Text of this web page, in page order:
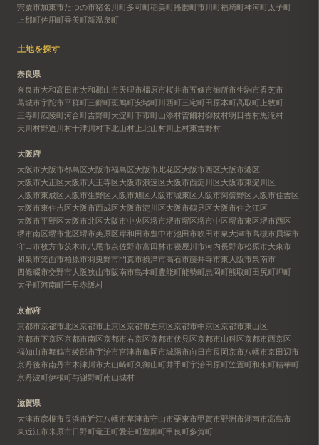
宍粟市加東市たつの市猪名川町多可町稲美町播磨町市川町福崎町神河町太子町
上郡町佐用町香美町新温泉町
土地を探す
奈良県
奈良市大和高田市大和郡山市天理市橿原市桜井市五條市御所市生駒市香芝市
葛城市宇陀市平群町三郷町斑鳩町安堵町川西町三宅町田原本町高取町 上牧町
王寺町広陵町河合町吉野町大淀町下市町山添村曽爾村御杖村明日香村黒滝村
天川村野迫川村十津川村下北山村 上北山村川上村東吉野村
大阪府
大阪市大阪市都島区大阪市福島区大阪市此花区大阪市西区大阪市港区
大阪市大正区大阪市天王寺区大阪市浪速区大阪市西淀川区大阪市東淀川区
大阪市東成区大阪市生野区大阪市旭区大阪市城東区大阪市阿倍野区大阪市住吉区
大阪市東住吉区大阪市西成区大阪市淀川区大阪市鶴見区大阪市住之江区
大阪市平野区大阪市北区大阪市中央区堺市堺市堺区堺市中区堺市東区堺市西区
堺市南区堺市北区堺市美原区岸和田市豊中市池田市吹田市泉大津市高槻市 貝塚市
守口市枚方市茨木市八尾市泉佐野市富田林市寝屋川市河内長野市松原市大東市
和泉市箕面市柏原市羽曳野市門真市摂津市高石市藤井寺市東大阪市泉南市
四條畷市交野市大阪狭山市阪南市島本町豊能町能勢町忠岡町熊取町田尻町岬町
太子町河南町千早赤阪村
京都府
京都市京都市北区京都市上京区京都市左京区京都市中京区京都市東山区
京都市下京区京都市南区京都市右京区京都市伏見区京都市山科区京都市西京区
福知山市舞鶴市綾部市宇治市宮津市亀岡市城陽市向日市長岡京市八幡市京田辺市
京丹後市南丹市木津川市大山崎町久御山町井手町宇治田原町笠置町和束町精華町
京丹波町伊根町与謝野町南山城村
滋賀県
大津市彦根市長浜市近江八幡市草津市守山市栗東市甲賀市野洲市湖南市高島市
東近江市米原市日野町竜王町愛荘町豊郷町甲良町多賀町